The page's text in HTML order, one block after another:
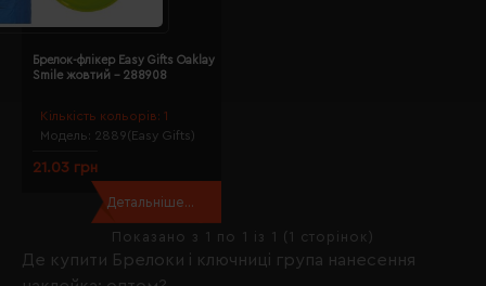
Де купити Брелоки і ключниці група нанесення
Кількість кольорів: 1
Модель: 2889(Easy Gifts)
Брелок-флікер Easy Gifts Oaklay
Smile жовтий - 288908
21.03 грн
Детальніше...
Показано з 1 по 1 із 1 (1 сторінок)